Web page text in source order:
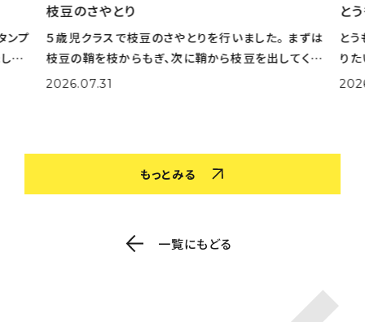
ンプ
。
枝豆のさやとり
５歳児クラスで枝豆のさやとりを行いました。 まずは
枝豆の鞘を枝からもぎ、次に鞘から枝豆を出してくれ
ました。 大量の鞘から豆を一生懸命取り出してくれま
2026.07.31
と
と
り
実
もっとみる
一覧にもどる